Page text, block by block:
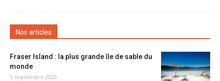
Nos articles
Fraser Island : la plus grande île de sable du
monde
5 septembre 2023